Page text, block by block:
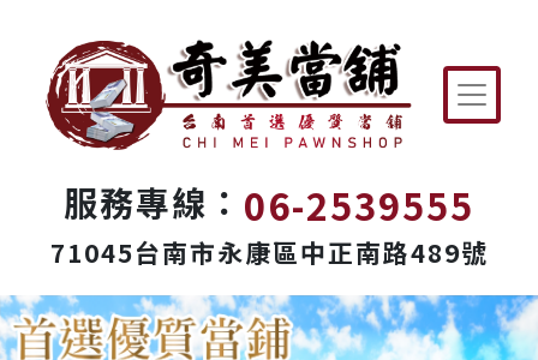
服務專線： 06-2539555
71045台南市永康區中正南路489號